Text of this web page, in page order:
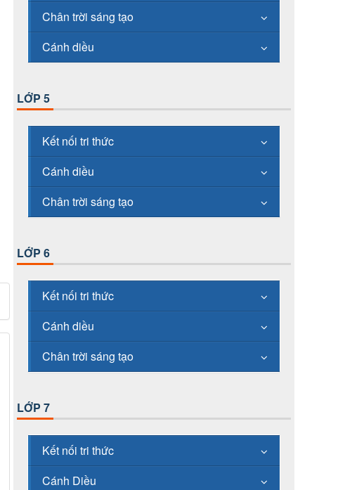
Chân trời sáng tạo
Cánh diều
LỚP 5
Kết nối tri thức
Cánh diều
Chân trời sáng tạo
LỚP 6
Kết nối tri thức
Cánh diều
Chân trời sáng tạo
LỚP 7
Kết nối tri thức
Cánh Diều